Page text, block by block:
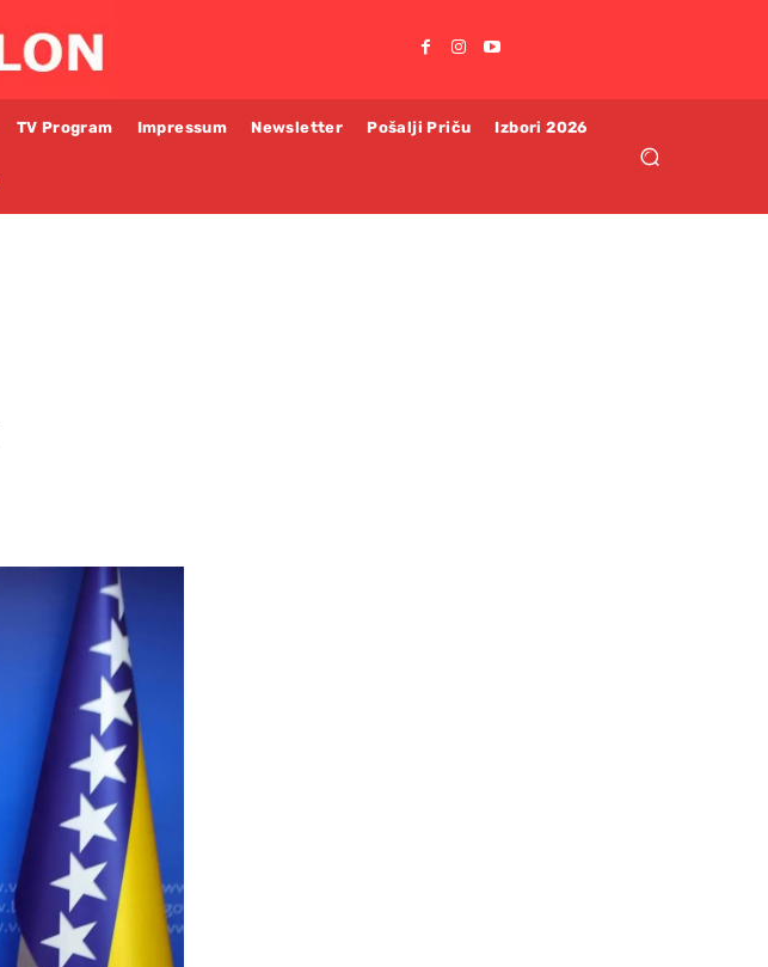
TV Program Impressum Newsletter Pošalji Priču Izbori 2026